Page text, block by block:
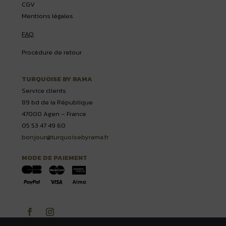
CGV
Mentions légales
FAQ
Procédure de retour
TURQUOISE BY RAMA
Service clients
89 bd de la République
47000 Agen – France
05 53 47 49 60
bonjour@turquoisebyrama.fr
MODE DE PAIEMENT